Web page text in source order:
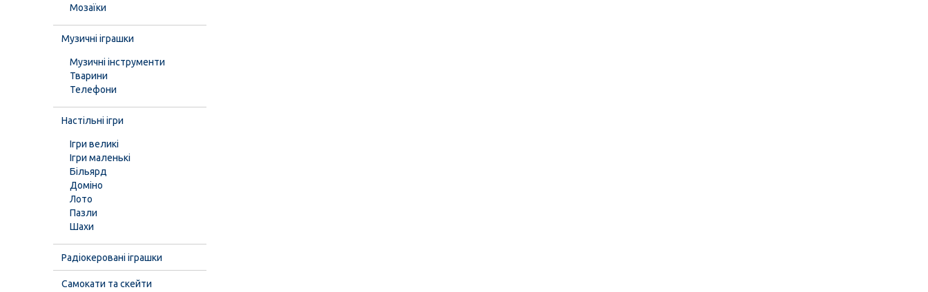
Мозаїки
Музичні іграшки
Музичні інструменти
Тварини
Телефони
Настільні ігри
Ігри великі
Ігри маленькі
Більярд
Доміно
Лото
Пазли
Шахи
Радіокеровані іграшки
Самокати та скейти